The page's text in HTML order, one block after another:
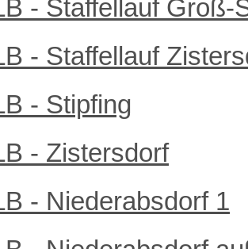
- Staffellauf Groß-
- Staffellauf
- Stipfing
- Zistersdorf
- Niederabsdorf 1